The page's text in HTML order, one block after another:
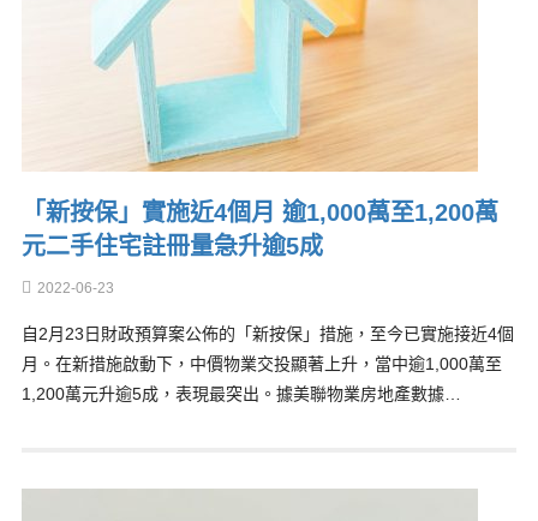
「新按保」實施近4個月 逾1,000萬至1,200萬
元二手住宅註冊量急升逾5成
2022-06-23
自2月23日財政預算案公佈的「新按保」措施，至今已實施接近4個
月。在新措施啟動下，中價物業交投顯著上升，當中逾1,000萬至
1,200萬元升逾5成，表現最突出。據美聯物業房地產數據…